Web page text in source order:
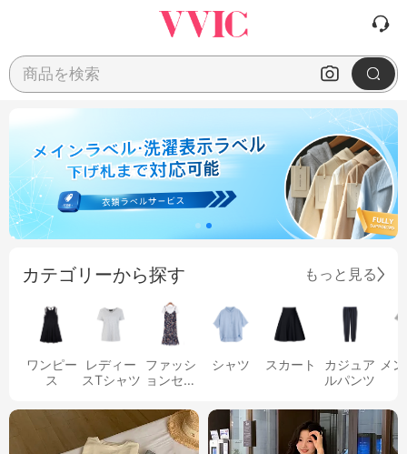
商品を検索
カテゴリーから探す もっと見る
ワンピー
ス
レディー
スTシャツ
ファッシ
ョンセッ
シャツ スカート
カジュア
ルパンツ
メ